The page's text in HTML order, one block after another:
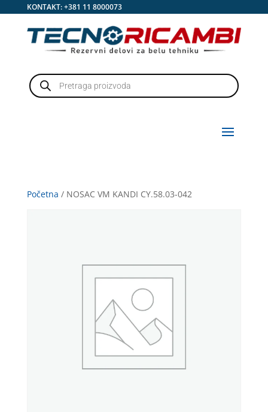
KONTAKT:+381 11 8000073
Products
search
Početna / NOSAC VM KANDI CY.58.03-042